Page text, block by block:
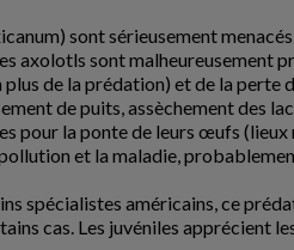
sont sérieusement
axolotls sont malheureusement
de la prédation) et de la
de puits, assèchement des
pour la ponte de leurs œufs
et la maladie,
spécialistes américains, ce
cas. Les juvéniles